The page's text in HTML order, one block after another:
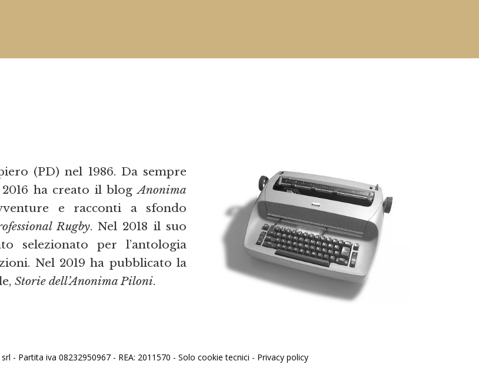
(PD) nel 1986. Da sempre
ha creato il blogAnonima
e racconti a sfondo
Rugby. Nel 2018 il suo
selezionato per l’antologia
Nel 2019 ha pubblicato la
Storie dell’Anonima Piloni.
- Partita iva 08232950967 - REA: 2011570 - Solo cookie tecnici - Privacy policy